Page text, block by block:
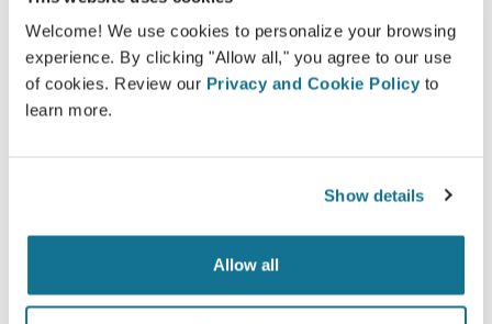
Welcome! We use cookies to personalize your browsing
experience. By clicking "Allow all," you agree to our use
of cookies. Review our Privacy and Cookie Policy to
learn more.
Show details
Allow all
Consulta 3D pecho
Consulta 3D facial
¡Mira tu nuevo tú ahora!